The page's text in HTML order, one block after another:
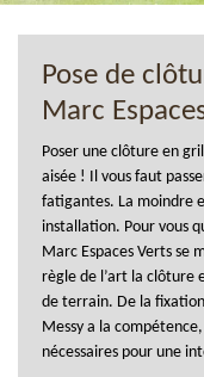
Pose de
Marc
Poser une clôture en
aisée ! Il vous faut
fatigantes. La moindre
installation. Pour vous
Marc Espaces Verts se
règle de l’art la clôture
de terrain. De la
Messy a la
nécessaires pour une